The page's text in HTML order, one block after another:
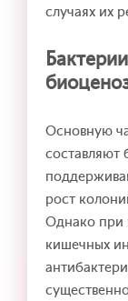
случаях их
Основную
составляют
рост
Однако при
кишечных